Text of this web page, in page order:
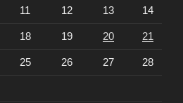
11 12 13 14
18 19 20 21
25 26 27 28